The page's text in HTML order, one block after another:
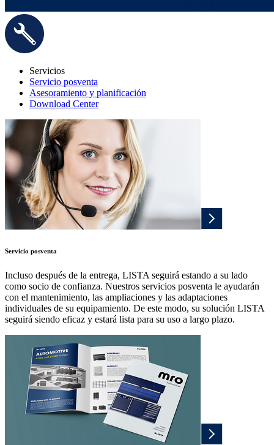
Servicios
Servicio posventa
Asesoramiento y planificación
Download Center
Servicio posventa
Incluso después de la entrega, LISTA seguirá estando a su lado
como socio de confianza. Nuestros servicios posventa le ayudarán
con el mantenimiento, las ampliaciones y las adaptaciones
individuales de su equipamiento. De este modo, su solución LISTA
seguirá siendo eficaz y estará lista para su uso a largo plazo.